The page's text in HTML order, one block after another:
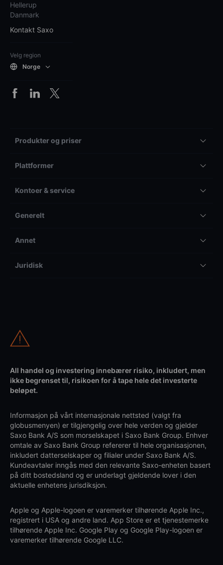
Hellerup
Danmark
Kontakt Saxo
Velg region
Norge
Produkter og priser
Plattformer
Kontoer & service
Generelt
Annet
Juridisk
All handel og investering innebærer risiko, inkludert, men
ikke begrenset til, risikoen for å tape hele det investerte
beløpet.
Informasjon på vårt internasjonale nettsted (valgt fra
globusmenyen) er tilgjengelig over hele verden og gjelder
Saxo Bank A/S som morselskapet i Saxo Bank Group. Enhver
omtale av Saxo Bank Group refererer til hele organisasjonen,
inkludert datterselskaper og filialer under Saxo Bank A/S.
Kundeavtaler inngås med den relevante Saxo-enheten basert
på ditt bostedsland og er underlagt gjeldende lover i den
aktuelle enhetens jurisdiksjon.
Apple og Apple-logoen er varemerker tilhørende Apple Inc.,
registrert i USA og andre land. App Store er et tjenestemerke
tilhørende Apple Inc. Google Play og Google Play-logoen er
varemerker tilhørende Google LLC.